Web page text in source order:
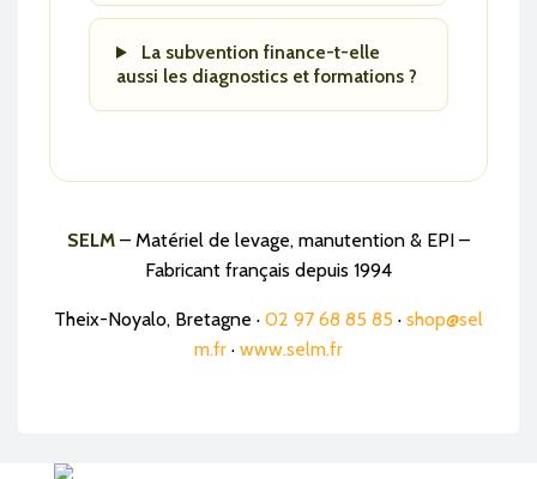
La subvention finance-t-elle
aussi les diagnostics et formations ?
SELM – Matériel de levage, manutention & EPI –
Fabricant français depuis 1994
Theix-Noyalo, Bretagne · 02 97 68 85 85 · shop@sel
m.fr · www.selm.fr